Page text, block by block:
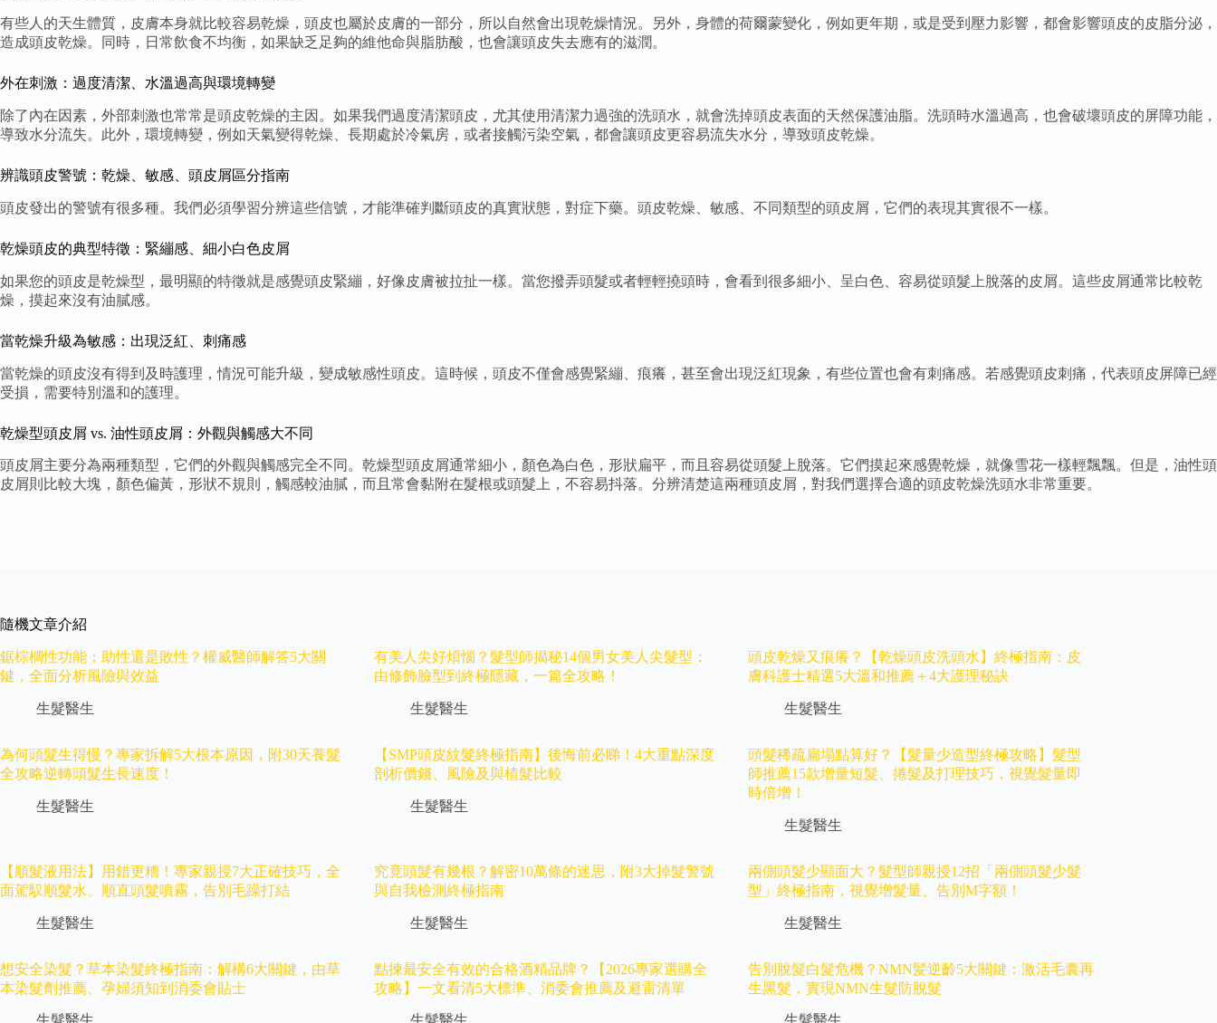
有些人的天生體質，皮膚本身就比較容易乾燥，頭皮也屬於皮膚的一部分，所以自然會出現乾燥情況。另外，身體的荷爾蒙變化，例如更年期，或是受到壓力影響，都會影響頭皮的皮脂分泌，
造成頭皮乾燥。同時，日常飲食不均衡，如果缺乏足夠的維他命與脂肪酸，也會讓頭皮失去應有的滋潤。
外在刺激：過度清潔、水溫過高與環境轉變
除了內在因素，外部刺激也常常是頭皮乾燥的主因。如果我們過度清潔頭皮，尤其使用清潔力過強的洗頭水，就會洗掉頭皮表面的天然保護油脂。洗頭時水溫過高，也會破壞頭皮的屏障功能，
導致水分流失。此外，環境轉變，例如天氣變得乾燥、長期處於冷氣房，或者接觸污染空氣，都會讓頭皮更容易流失水分，導致頭皮乾燥。
辨識頭皮警號：乾燥、敏感、頭皮屑區分指南
頭皮發出的警號有很多種。我們必須學習分辨這些信號，才能準確判斷頭皮的真實狀態，對症下藥。頭皮乾燥、敏感、不同類型的頭皮屑，它們的表現其實很不一樣。
乾燥頭皮的典型特徵：緊繃感、細小白色皮屑
如果您的頭皮是乾燥型，最明顯的特徵就是感覺頭皮緊繃，好像皮膚被拉扯一樣。當您撥弄頭髮或者輕輕撓頭時，會看到很多細小、呈白色、容易從頭髮上脫落的皮屑。這些皮屑通常比較乾
燥，摸起來沒有油膩感。
當乾燥升級為敏感：出現泛紅、刺痛感
當乾燥的頭皮沒有得到及時護理，情況可能升級，變成敏感性頭皮。這時候，頭皮不僅會感覺緊繃、痕癢，甚至會出現泛紅現象，有些位置也會有刺痛感。若感覺頭皮刺痛，代表頭皮屏障已經
受損，需要特別溫和的護理。
乾燥型頭皮屑 vs. 油性頭皮屑：外觀與觸感大不同
頭皮屑主要分為兩種類型，它們的外觀與觸感完全不同。乾燥型頭皮屑通常細小，顏色為白色，形狀扁平，而且容易從頭髮上脫落。它們摸起來感覺乾燥，就像雪花一樣輕飄飄。但是，油性頭
皮屑則比較大塊，顏色偏黃，形狀不規則，觸感較油膩，而且常會黏附在髮根或頭髮上，不容易抖落。分辨清楚這兩種頭皮屑，對我們選擇合適的頭皮乾燥洗頭水非常重要。
隨機文章介紹
鋸棕櫚性功能：助性還是敗性？權威醫師解答5大關
鍵，全面分析風險與效益
生髮醫生
有美人尖好煩惱？髮型師揭秘14個男女美人尖髮型：
由修飾臉型到終極隱藏，一篇全攻略！
生髮醫生
頭皮乾燥又痕癢？【乾燥頭皮洗頭水】終極指南：皮
膚科護士精選5大溫和推薦＋4大護理秘訣
生髮醫生
為何頭髮生得慢？專家拆解5大根本原因，附30天養髮
全攻略逆轉頭髮生長速度！
生髮醫生
【SMP頭皮紋髮終極指南】後悔前必睇！4大重點深度
剖析價錢、風險及與植髮比較
生髮醫生
頭髮稀疏扁塌點算好？【髮量少造型終極攻略】髮型
師推薦15款增量短髮、捲髮及打理技巧，視覺髮量即
時倍增！
生髮醫生
【順髮液用法】用錯更糟！專家親授7大正確技巧，全
面駕馭順髮水、順直頭髮噴霧，告別毛躁打結
生髮醫生
究竟頭髮有幾根？解密10萬條的迷思，附3大掉髮警號
與自我檢測終極指南
生髮醫生
兩側頭髮少顯面大？髮型師親授12招「兩側頭髮少髮
型」終極指南，視覺增髮量、告別M字額！
生髮醫生
想安全染髮？草本染髮終極指南：解構6大關鍵，由草
本染髮劑推薦、孕婦須知到消委會貼士
點揀最安全有效的合格酒精品牌？【2026專家選購全
攻略】一文看清5大標準、消委會推薦及避雷清單
告別脫髮白髮危機？NMN髪逆齡5大關鍵：激活毛囊再
生黑髮，實現NMN生髮防脫髮